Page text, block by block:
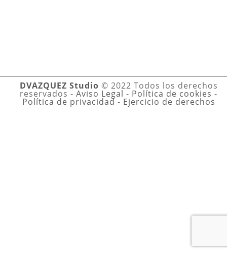
DVAZQUEZ Studio © 2022 Todos los derechos
reservados - Aviso Legal - Política de cookies -
Política de privacidad- Ejercicio de derechos